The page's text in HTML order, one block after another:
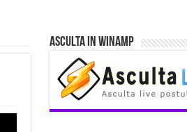
Asculta in Winamp